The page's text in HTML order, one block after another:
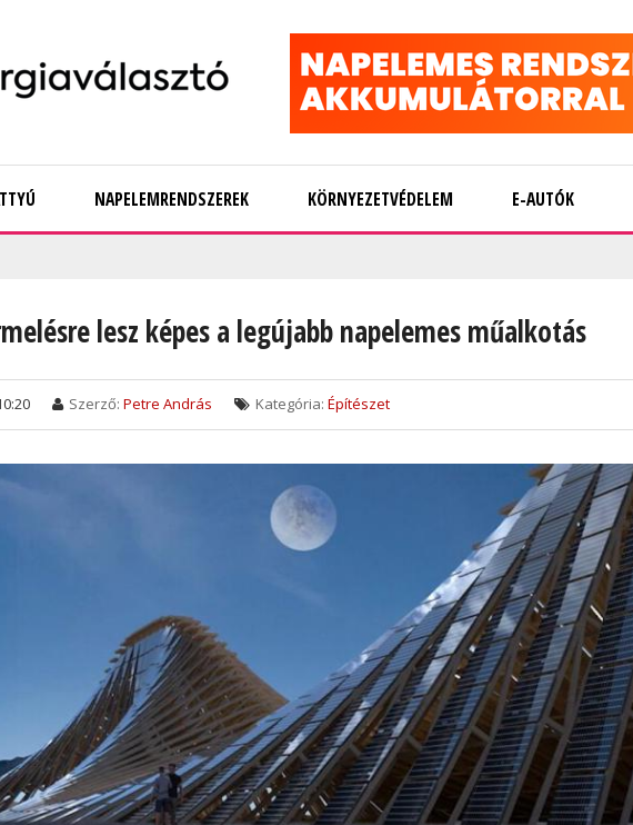
NAPELEMRENDSZEREK KÖRNYEZETVÉDELEM E-AUTÓK
lesz képes a legújabb napelemes műalkotás
Szerző: Petre András Kategória: Építészet